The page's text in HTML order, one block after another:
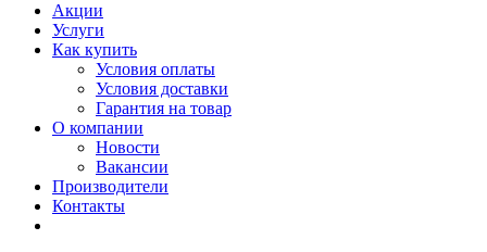
Акции
Услуги
Как купить
Условия оплаты
Условия доставки
Гарантия на товар
О компании
Новости
Вакансии
Производители
Контакты